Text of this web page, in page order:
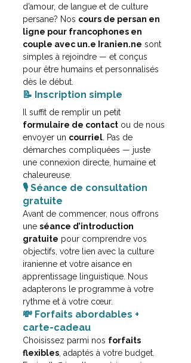
d’amour, de langue et de culture
persane? Nos cours de persan en
ligne pour francophones en
couple avec un.e Iranien.ne sont
simples à rejoindre — et conçus
pour être humains et personnalisés
dès le début.
📝 Inscription simple
Il suffit de remplir un petit
formulaire de contact ou de nous
envoyer un courriel . Pas de
démarches compliquées — juste
une connexion directe, humaine et
chaleureuse.
🎙️ Séance de consultation
gratuite
Avant de commencer, nous offrons
une séance d’introduction
gratuite pour comprendre vos
objectifs, votre lien avec la culture
iranienne et votre aisance en
apprentissage linguistique. Nous
adapterons le programme à votre
rythme et à votre cœur.
💸 Forfaits abordables +
carte-cadeau
Choisissez parmi nos forfaits
flexibles , adaptés à votre budget.